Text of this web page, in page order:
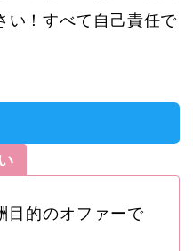
い！すべて自己責任で
目的のオファーで